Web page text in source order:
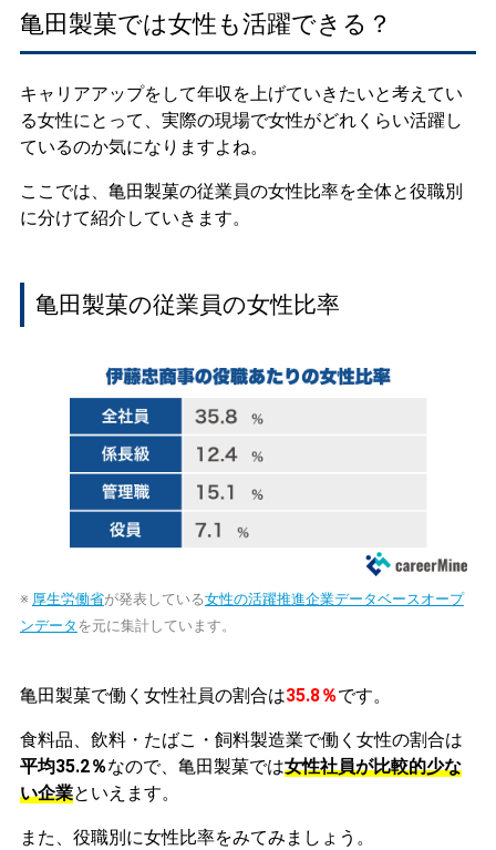
亀田製菓では女性も活躍できる？
キャリアアップをして年収を上げていきたいと考えてい
る女性にとって、実際の現場で女性がどれくらい活躍し
ているのか気になりますよね。
ここでは、亀田製菓の従業員の女性比率を全体と役職別
に分けて紹介していきます。
亀田製菓の従業員の女性比率
※ 厚生労働省が発表している女性の活躍推進企業データベースオープ
ンデータ を元に集計しています。
亀田製菓で働く女性社員の割合は35.8％です。
食料品、飲料・たばこ・飼料製造業で働く女性の割合は
平均35.2％なので、亀田製菓では女性社員が比較的少な
い企業といえます。
また、役職別に女性比率をみてみましょう。